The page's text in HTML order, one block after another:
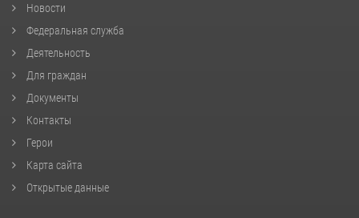
Новости
Федеральная служба
Деятельность
Для граждан
Документы
Контакты
Герои
Карта сайта
Открытые данные